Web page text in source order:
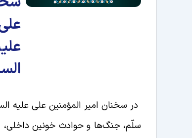
در سخنان امیر المؤمنین علی علیه
سلّم، جنگ‌ها و حوادث خونین داخلی،